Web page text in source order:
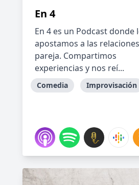
En 4
En 4 es un Podcast donde
apostamos a las
pareja. Compartimos
experiencias y nos reí...
Comedia Improvisación